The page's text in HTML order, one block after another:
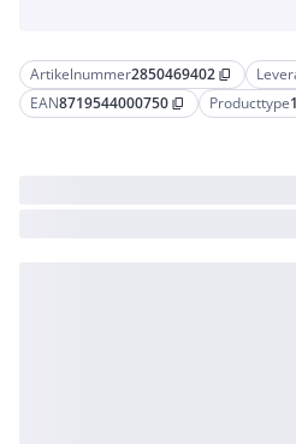
Artikelnummer2850469402 content_copy
EAN8719544000750 content_copy Producttype